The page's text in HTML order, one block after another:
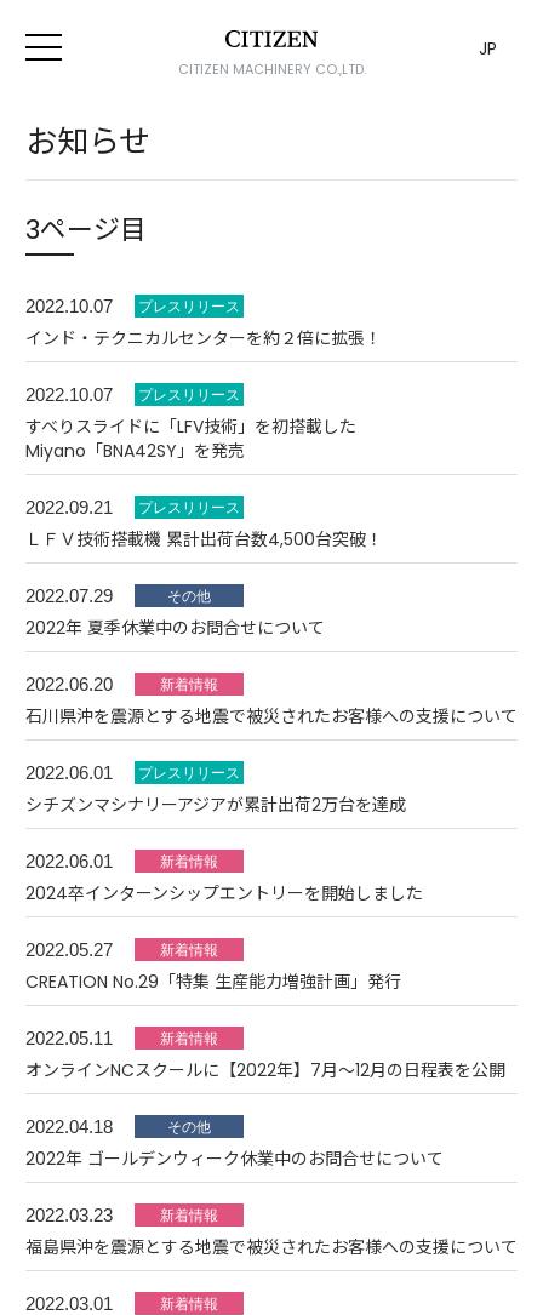
CITIZEN MACHINERY CO.,LTD.
JP
お知らせ
3ページ目
2022.10.07
インド・テクニカルセンターを約２倍に拡張！
2022.10.07
すべりスライドに「LFV技術」を初搭載した
Miyano「BNA42SY」を発売
2022.09.21
ＬＦＶ技術搭載機 累計出荷台数4,500台突破！
2022.07.29
2022年 夏季休業中のお問合せについて
2022.06.20
石川県沖を震源とする地震で被災されたお客様への支援について
2022.06.01
シチズンマシナリーアジアが累計出荷2万台を達成
2022.06.01
2024卒インターンシップエントリーを開始しました
2022.05.27
CREATION No.29「特集 生産能力増強計画」発行
2022.05.11
オンラインNCスクールに【2022年】7月～12月の日程表を公開
2022.04.18
2022年 ゴールデンウィーク休業中のお問合せについて
2022.03.23
福島県沖を震源とする地震で被災されたお客様への支援について
2022.03.01